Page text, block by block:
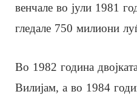
венчале во јули 1981
гледале 750 милиони
Во 1982 година
Вилијам, а во 1984